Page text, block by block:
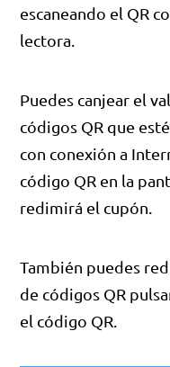
escaneando el QR
lectora.
Puedes canjear el
códigos QR que
con conexión a
código QR en la
redimirá el cupón.
También puedes
de códigos QR
el código QR.